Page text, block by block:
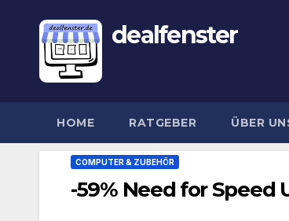
dealfenster
HOME RATGEBER ÜBER
COMPUTER & ZUBEHÖR
-59% Need for Speed